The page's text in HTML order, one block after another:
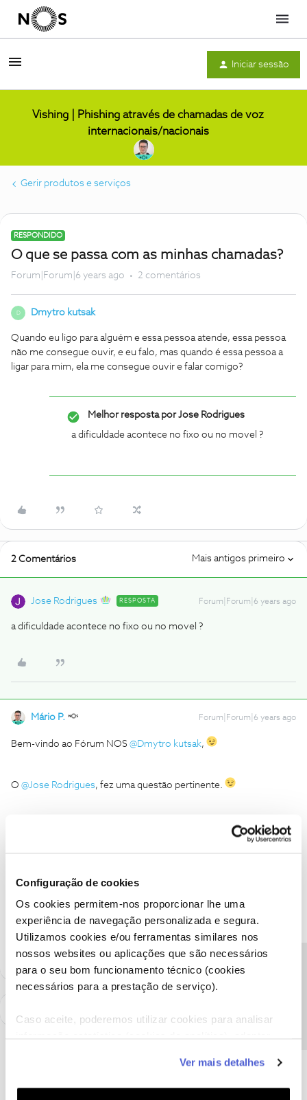
Configuração de cookies
Os cookies permitem-nos proporcionar lhe uma
experiência de navegação personalizada e segura.
Utilizamos cookies e/ou ferramentas similares nos
nossos websites ou aplicações que são necessários
para o seu bom funcionamento técnico (cookies
necessários para a prestação de serviço).
Caso aceite, poderemos utilizar cookies para analisar
funcionalidades (cookies de personalização e
funcionalidade) e adaptar anúncios aos seus interesses
Ver mais detalhes
Menu
Iniciar sessão
Vishing | Phishing através de chamadas de voz
internacionais/nacionais
Gerir produtos e serviços
RESPONDIDO
O que se passa com as minhas chamadas?
Forum|Forum|6 years ago 2 comentários
D Dmytro kutsak
Quando eu ligo para alguém e essa pessoa atende, essa pessoa
não me consegue ouvir, e eu falo, mas quando é essa pessoa a
ligar para mim, ela me consegue ouvir e falar comigo?
Melhor resposta porJose Rodrigues
a dificuldade acontece no fixo ou no movel ?
2 Comentários Mais antigos primeiro
Jose Rodrigues RESPOSTA Forum|Forum|6 years ago
a dificuldade acontece no fixo ou no movel ?
Mário P. Forum|Forum|6 years ago
Bem-vindo ao Fórum NOS @Dmytro kutsak,
O @Jose Rodrigues, fez uma questão pertinente.
Ficamos a aguardar a sua resposta para o
Muito obrigado.
Ajude a comunidade a encontrar informação relevante. Marque
como "Melhor Resposta" e faça "Like" nos melhores comentários.